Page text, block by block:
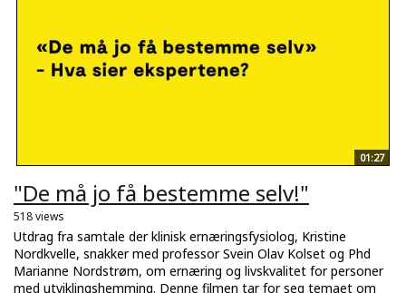
01:27
"De må jo få bestemme selv!"
518 views
Utdrag fra samtale der klinisk ernæringsfysiolog, Kristine
Nordkvelle, snakker med professor Svein Olav Kolset og Phd
Marianne Nordstrøm, om ernæring og livskvalitet for personer
med utviklingshemming. Denne filmen tar for seg temaet om